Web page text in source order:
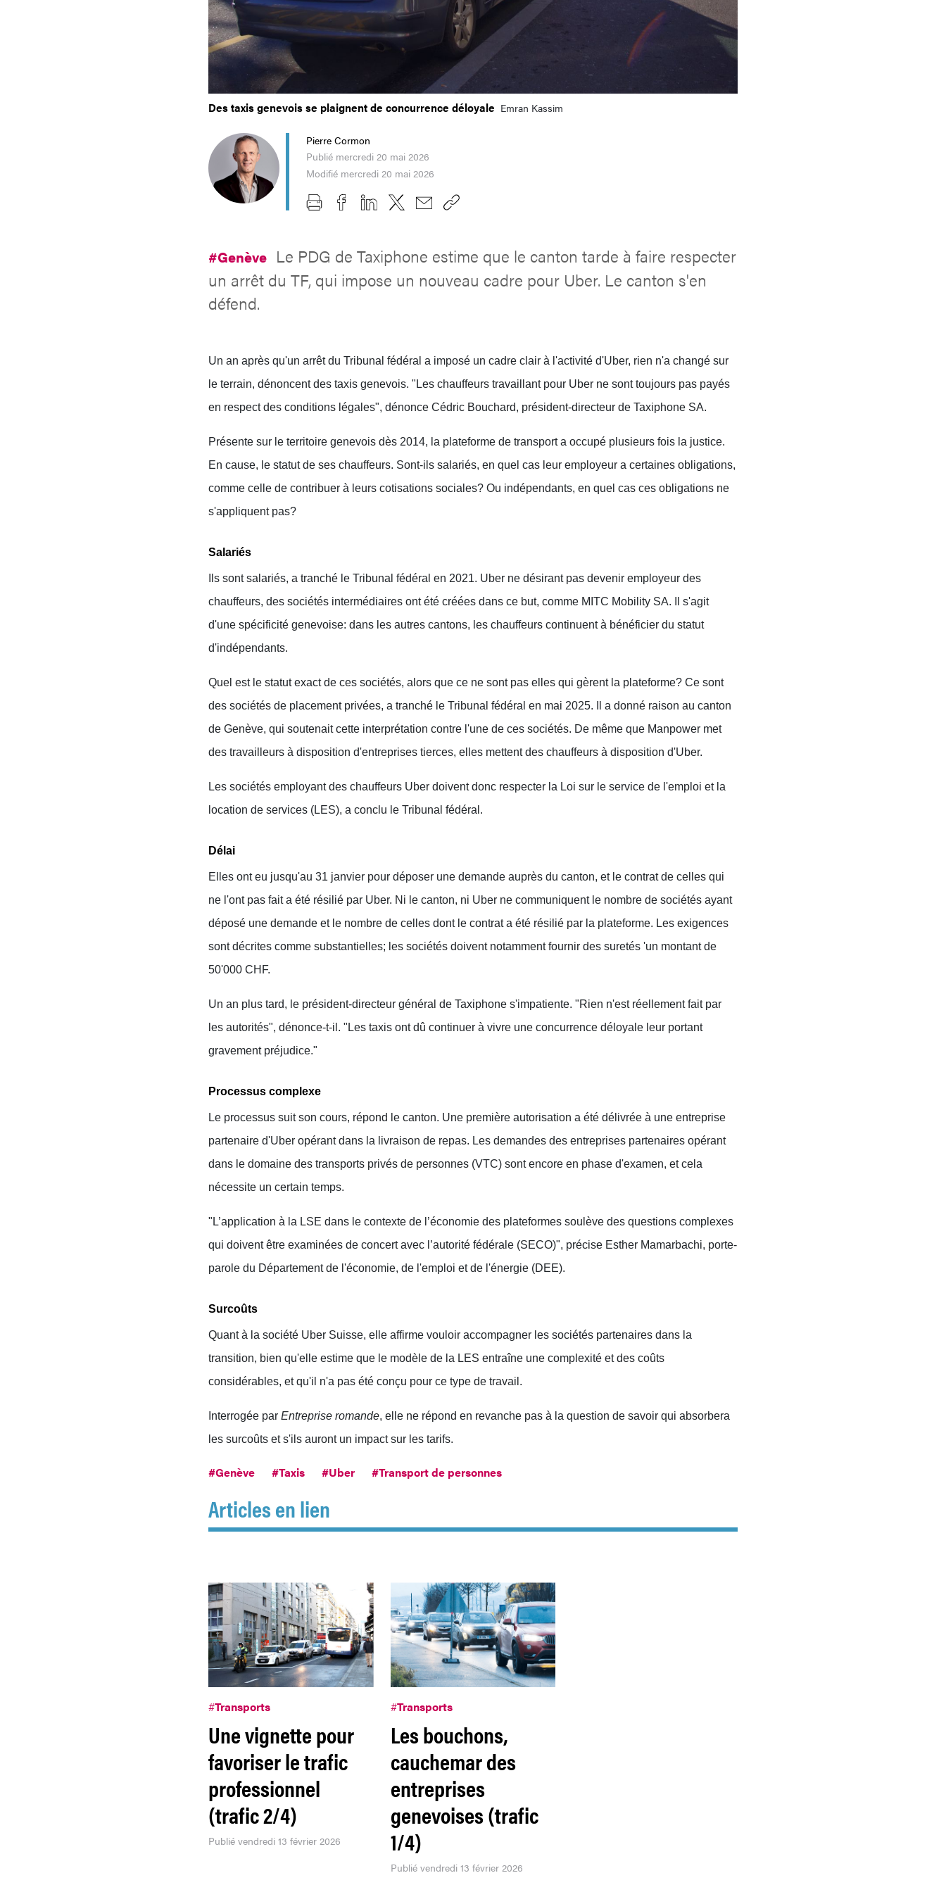
Des taxis genevois se plaignent de concurrence déloyale Emran Kassim
Pierre Cormon
Publié mercredi 20 mai 2026
Modifié mercredi 20 mai 2026
#Genève Le PDG de Taxiphone estime que le canton tarde à faire respecter
un arrêt du TF, qui impose un nouveau cadre pour Uber. Le canton s'en
défend.
Un an après qu'un arrêt du Tribunal fédéral a imposé un cadre clair à l'activité d'Uber, rien n'a changé sur
le terrain, dénoncent des taxis genevois. "Les chauffeurs travaillant pour Uber ne sont toujours pas payés
en respect des conditions légales", dénonce Cédric Bouchard, président-directeur de Taxiphone SA.
Présente sur le territoire genevois dès 2014, la plateforme de transport a occupé plusieurs fois la justice.
En cause, le statut de ses chauffeurs. Sont-ils salariés, en quel cas leur employeur a certaines obligations,
comme celle de contribuer à leurs cotisations sociales? Ou indépendants, en quel cas ces obligations ne
s'appliquent pas?
Salariés
Ils sont salariés, a tranché le Tribunal fédéral en 2021. Uber ne désirant pas devenir employeur des
chauffeurs, des sociétés intermédiaires ont été créées dans ce but, comme MITC Mobility SA. Il s'agit
d'une spécificité genevoise: dans les autres cantons, les chauffeurs continuent à bénéficier du statut
d'indépendants.
Quel est le statut exact de ces sociétés, alors que ce ne sont pas elles qui gèrent la plateforme? Ce sont
des sociétés de placement privées, a tranché le Tribunal fédéral en mai 2025. Il a donné raison au canton
de Genève, qui soutenait cette interprétation contre l'une de ces sociétés. De même que Manpower met
des travailleurs à disposition d'entreprises tierces, elles mettent des chauffeurs à disposition d'Uber.
Les sociétés employant des chauffeurs Uber doivent donc respecter la Loi sur le service de l'emploi et la
location de services (LES), a conclu le Tribunal fédéral.
Délai
Elles ont eu jusqu'au 31 janvier pour déposer une demande auprès du canton, et le contrat de celles qui
ne l'ont pas fait a été résilié par Uber. Ni le canton, ni Uber ne communiquent le nombre de sociétés ayant
déposé une demande et le nombre de celles dont le contrat a été résilié par la plateforme. Les exigences
sont décrites comme substantielles; les sociétés doivent notamment fournir des suretés 'un montant de
50'000 CHF.
Un an plus tard, le président-directeur général de Taxiphone s'impatiente. "Rien n'est réellement fait par
les autorités", dénonce-t-il. "Les taxis ont dû continuer à vivre une concurrence déloyale leur portant
gravement préjudice."
Processus complexe
Le processus suit son cours, répond le canton. Une première autorisation a été délivrée à une entreprise
partenaire d'Uber opérant dans la livraison de repas. Les demandes des entreprises partenaires opérant
dans le domaine des transports privés de personnes (VTC) sont encore en phase d'examen, et cela
nécessite un certain temps.
"L’application à la LSE dans le contexte de l’économie des plateformes soulève des questions complexes
qui doivent être examinées de concert avec l’autorité fédérale (SECO)", précise Esther Mamarbachi, porte-
parole du Département de l'économie, de l'emploi et de l'énergie (DEE).
Surcoûts
Quant à la société Uber Suisse, elle affirme vouloir accompagner les sociétés partenaires dans la
transition, bien qu'elle estime que le modèle de la LES entraîne une complexité et des coûts
considérables, et qu'il n'a pas été conçu pour ce type de travail.
Interrogée par Entreprise romande, elle ne répond en revanche pas à la question de savoir qui absorbera
les surcoûts et s'ils auront un impact sur les tarifs.
#Genève #Taxis #Uber #Transport de personnes
Articles en lien
#Transports
Une vignette pour
favoriser le trafic
professionnel
(trafic 2/4)
Publié vendredi 13 février 2026
#Transports
Les bouchons,
cauchemar des
entreprises
genevoises (trafic
1/4)
Publié vendredi 13 février 2026